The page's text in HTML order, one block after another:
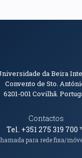
deda Beira
Convento de Sto.
6201-001Covilhã.
Contactos
Tel. +351 275 319 700
para rede fixa/